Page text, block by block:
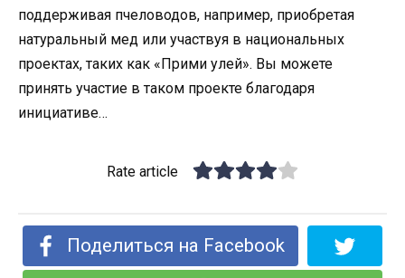
поддерживая пчеловодов, например, приобретая
натуральный мед или участвуя в национальных
проектах, таких как «Прими улей». Вы можете
принять участие в таком проекте благодаря
инициативе…
Rate article
Поделиться на Facebook